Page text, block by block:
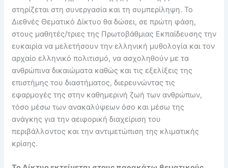
στηρίζεται στη συνεργασία και τη συμπερίληψη. Το
Διεθνές Θεματικό Δίκτυο θα δώσει, σε πρώτη φάση,
στους μαθητές/τριες της Πρωτοβάθμιας Εκπαίδευσης την
ευκαιρία να μελετήσουν την ελληνική μυθολογία και τον
αρχαίο ελληνικό πολιτισμό, να ασχοληθούν με τα
ανθρώπινα δικαιώματα καθώς και τις εξελίξεις της
επιστήμης του διαστήματος, διερευνώντας τις
εφαρμογές της στην καθημερινή ζωή των ανθρώπων,
τόσο μέσω των ανακαλύψεων όσο και μέσω της
ανάγκης για την αειφορική διαχείριση του
περιβάλλοντος και την αντιμετώπιση της κλιματικής
κρίσης.